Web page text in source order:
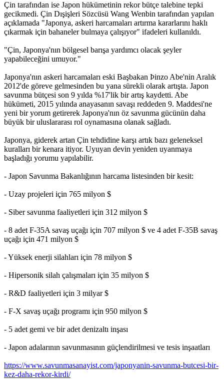
Çin tarafından ise Japon hükümetinin rekor bütçe talebine tepki
gecikmedi. Çin Dışişleri Sözcüsü Wang Wenbin tarafından yapılan
açıklamada "Japonya, askeri harcamaları artırma kararlarını haklı
çıkarmak için bahaneler bulmaya çalışıyor" ifadeleri kullanıldı.
"Çin, Japonya'nın bölgesel barışa yardımcı olacak şeyler
yapabileceğini umuyor."
Japonya'nın askeri harcamaları eski Başbakan Þinzo Abe'nin Aralık
2012'de göreve gelmesinden bu yana sürekli olarak artışta. Japon
savunma bütçesi son 9 yılda %17'lik bir artış kaydetti. Abe
hükümeti, 2015 yılında anayasanın savaşı reddeden 9. Maddesi'ne
yeni bir yorum getirerek Japonya'nın öz savunma gücünün daha
büyük bir uluslararası rol oynamasına olanak sağladı.
Japonya, giderek artan Çin tehdidine karşı artık bazı geleneksel
kuralları bir kenara itiyor. Uyuyan devin yeniden uyanmaya
başladığı yorumu yapılabilir.
- Japon Savunma Bakanlığının harcama listesinden bir kesit:
- Uzay projeleri için 765 milyon $
- Siber savunma faaliyetleri için 312 milyon $
- 8 adet F-35A savaş uçağı için 707 milyon $ ve 4 adet F-35B savaş
uçağı için 471 milyon $
- Yüksek enerji silahları için 78 milyon $
- Hipersonik silah çalışmaları için 35 milyon $
- R&D faaliyetleri için 3 milyar $
- F-X savaş uçağı programı için 950 milyon $
- 5 adet gemi ve bir adet denizaltı inşası
- Japon adalarının savunmasının güçlendirilmesi ve tesis inşaatları
https://www.savunmasanayist.com/japonyanin-savunma-butcesi-bir-
kez-daha-rekor-kirdi/